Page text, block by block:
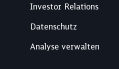
Investor Relations
Datenschutz
Analyse verwalten